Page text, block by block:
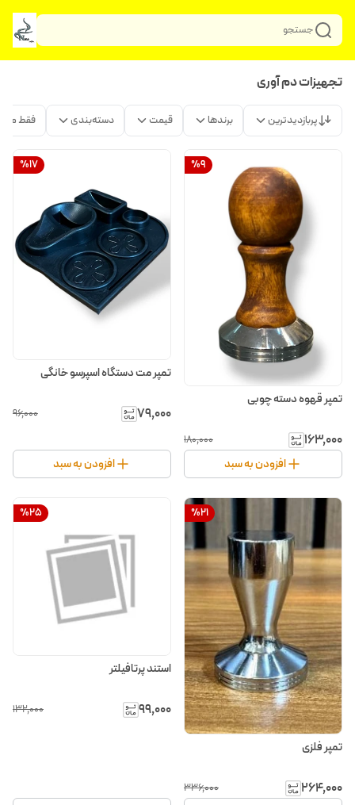
جستجو
تجهیزات دم آوری
پربازدیدترین برندها قیمت دسته‌بندی فقط
%9
تمپر قهوه دسته چوبی
۱۶۳٬۰۰۰ ۱۸۰٬۰۰۰
افزودن به سبد
%17
تمپر مت دستگاه اسپرسو خانگی
۷۹٬۰۰۰ ۹۶٬۰۰۰
افزودن به سبد
%21
تمپر فلزی
۲۶۴٬۰۰۰ ۳۳۶٬۰۰۰
%25
استند پرتافیلتر
۹۹٬۰۰۰ ۱۳۲٬۰۰۰